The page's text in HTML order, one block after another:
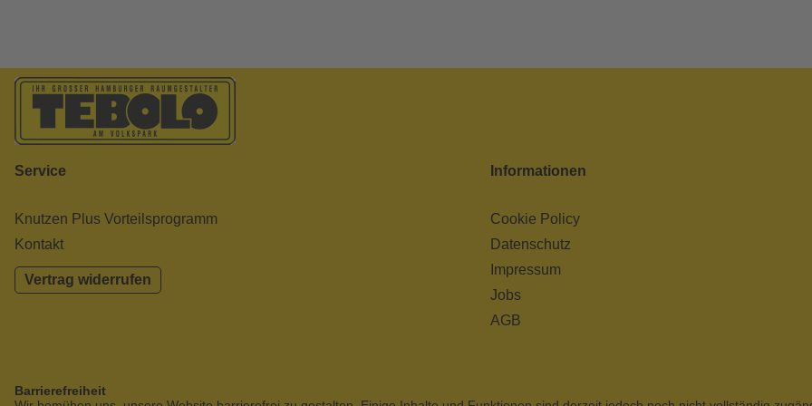
Service
Knutzen Plus Vorteilsprogramm
Kontakt
Vertrag widerrufen
Informationen
Cookie Policy
Datenschutz
Impressum
Jobs
AGB
Barrierefreiheit